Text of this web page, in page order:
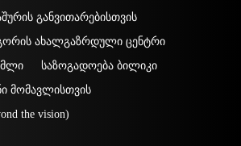
განვითარებისთვის
ახალგაზრდული ცენტრი
საზოგადოება ბილიკი
მომავლისთვის
the vision)